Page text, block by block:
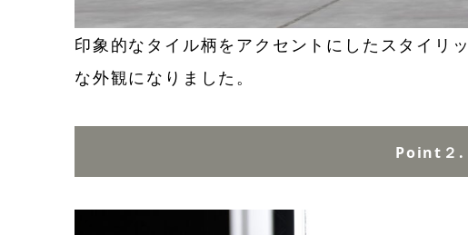
印象的なタイル柄をアクセントにしたスタイリ
な外観になりました。
Point２.